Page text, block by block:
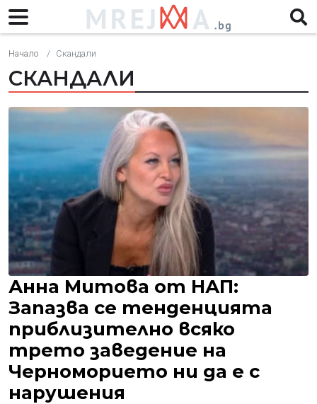
Начало Скандали
СКАНДАЛИ
Анна Митова от НАП:
Запазва се тенденцията
приблизително всяко
трето заведение на
Черноморието ни да е с
нарушения